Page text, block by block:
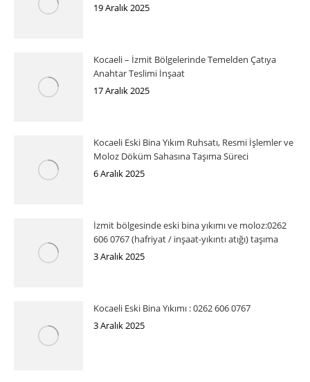
19 Aralık 2025
Kocaeli – İzmit Bölgelerinde Temelden Çatıya
Anahtar Teslimi İnşaat
17 Aralık 2025
Kocaeli Eski Bina Yıkım Ruhsatı, Resmi İşlemler ve
Moloz Döküm Sahasına Taşıma Süreci
6 Aralık 2025
İzmit bölgesinde eski bina yıkımı ve moloz:0262
606 0767 (hafriyat / inşaat-yıkıntı atığı) taşıma
3 Aralık 2025
Kocaeli Eski Bina Yıkımı : 0262 606 0767
3 Aralık 2025